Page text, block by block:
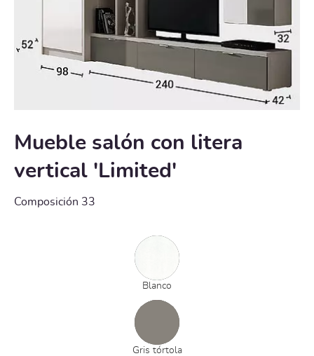
Mueble salón con litera
vertical 'Limited'
Composición 33
Blanco
Gris tórtola